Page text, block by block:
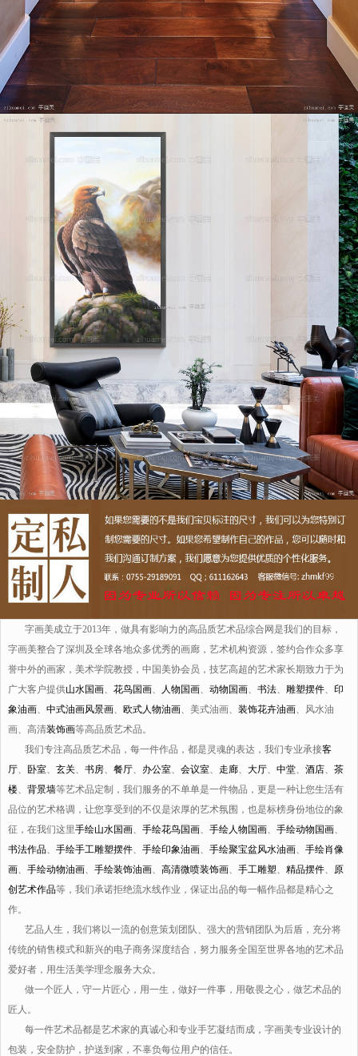
字画美成立于2013年，做具有影响力的高品质艺术品综合网是我们的目标，
字画美整合了深圳及全球各地众多优秀的画廊，艺术机构资源，签约合作众多享
誉中外的画家，美术学院教授，中国美协会员，技艺高超的艺术家长期致力于为
广大客户提供山水国画、 花鸟国画、 人物国画、 动物国画、 书法、 雕塑摆件、 印
象油画、 中式油画风景画、 欧式人物油画、美式油画、 装饰花卉油画、风水油
画、高清装饰画等高品质艺术品。
我们专注高品质艺术品，每一件作品，都是灵魂的表达，我们专业承接客
厅、 卧室、 玄关、 书房、 餐厅、 办公室、 会议室、 走廊、 大厅、 中堂、 酒店、 茶
楼、 背景墙等艺术品定制，我们服务的不单单是一件物品，更是一种让您生活有
品位的艺术格调，让您享受到的不仅是浓厚的艺术氛围，也是标榜身份地位的象
征，在我们这里手绘山水国画、 手绘花鸟国画、 手绘人物国画、 手绘动物国画、
书法作品、 手绘手工雕塑摆件、 手绘印象油画、 手绘聚宝盆风水油画、 手绘肖像
画、 手绘动物油画、 手绘装饰油画、 高清微喷装饰画、 手工雕塑、 精品摆件、 原
创艺术作品等，我们承诺拒绝流水线作业，保证出品的每一幅作品都是精心之
作。
艺品人生，我们将以一流的创意策划团队、强大的营销团队为后盾，充分将
传统的销售模式和新兴的电子商务深度结合，努力服务全国至世界各地的艺术品
爱好者，用生活美学理念服务大众。
做一个匠人，守一片匠心，用一生，做好一件事，用敬畏之心，做艺术品的
匠人。
每一件艺术品都是艺术家的真诚心和专业手艺凝结而成，字画美专业设计的
包装，安全防护，护送到家，不辜负每位用户的信任。